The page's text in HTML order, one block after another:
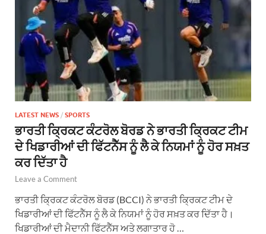
LATEST NEWS / SPORTS
ਭਾਰਤੀ ਕ੍ਰਿਕਟ ਕੰਟਰੋਲ ਬੋਰਡ ਨੇ ਭਾਰਤੀ ਕ੍ਰਿਕਟ ਟੀਮ
ਦੇ ਖਿਡਾਰੀਆਂ ਦੀ ਫਿੱਟਨੈੱਸ ਨੂੰ ਲੈ ਕੇ ਨਿਯਮਾਂ ਨੂੰ ਹੋਰ ਸਖ਼ਤ
ਕਰ ਦਿੱਤਾ ਹੈ
Leave a Comment
ਭਾਰਤੀ ਕ੍ਰਿਕਟ ਕੰਟਰੋਲ ਬੋਰਡ (BCCI) ਨੇ ਭਾਰਤੀ ਕ੍ਰਿਕਟ ਟੀਮ ਦੇ
ਖਿਡਾਰੀਆਂ ਦੀ ਫਿੱਟਨੈੱਸ ਨੂੰ ਲੈ ਕੇ ਨਿਯਮਾਂ ਨੂੰ ਹੋਰ ਸਖ਼ਤ ਕਰ ਦਿੱਤਾ ਹੈ।
ਖਿਡਾਰੀਆਂ ਦੀ ਮੈਦਾਨੀ ਫਿੱਟਨੈੱਸ ਅਤੇ ਲਗਾਤਾਰ ਹੋ …